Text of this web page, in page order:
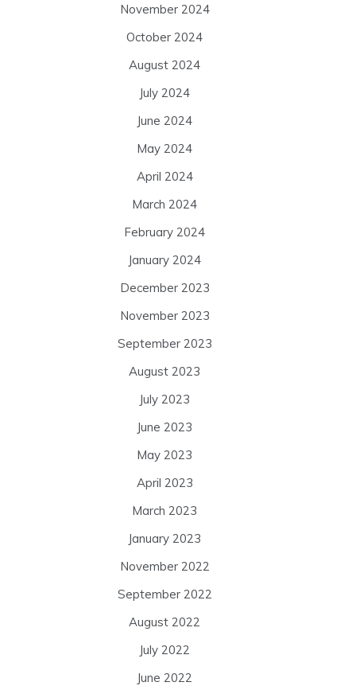
November 2024
October 2024
August 2024
July 2024
June 2024
May 2024
April 2024
March 2024
February 2024
January 2024
December 2023
November 2023
September 2023
August 2023
July 2023
June 2023
May 2023
April 2023
March 2023
January 2023
November 2022
September 2022
August 2022
July 2022
June 2022